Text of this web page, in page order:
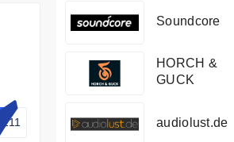
4211
Soundcore
HORCH &
GUCK
audiolust.de